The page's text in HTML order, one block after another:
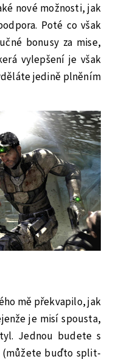
nové možnosti, jak
Poté co však
bonusy za mise,
vylepšení je však
jedině plněním
mě překvapilo, jak
je misí spousta,
Jednou budete s
(můžete buďto split-